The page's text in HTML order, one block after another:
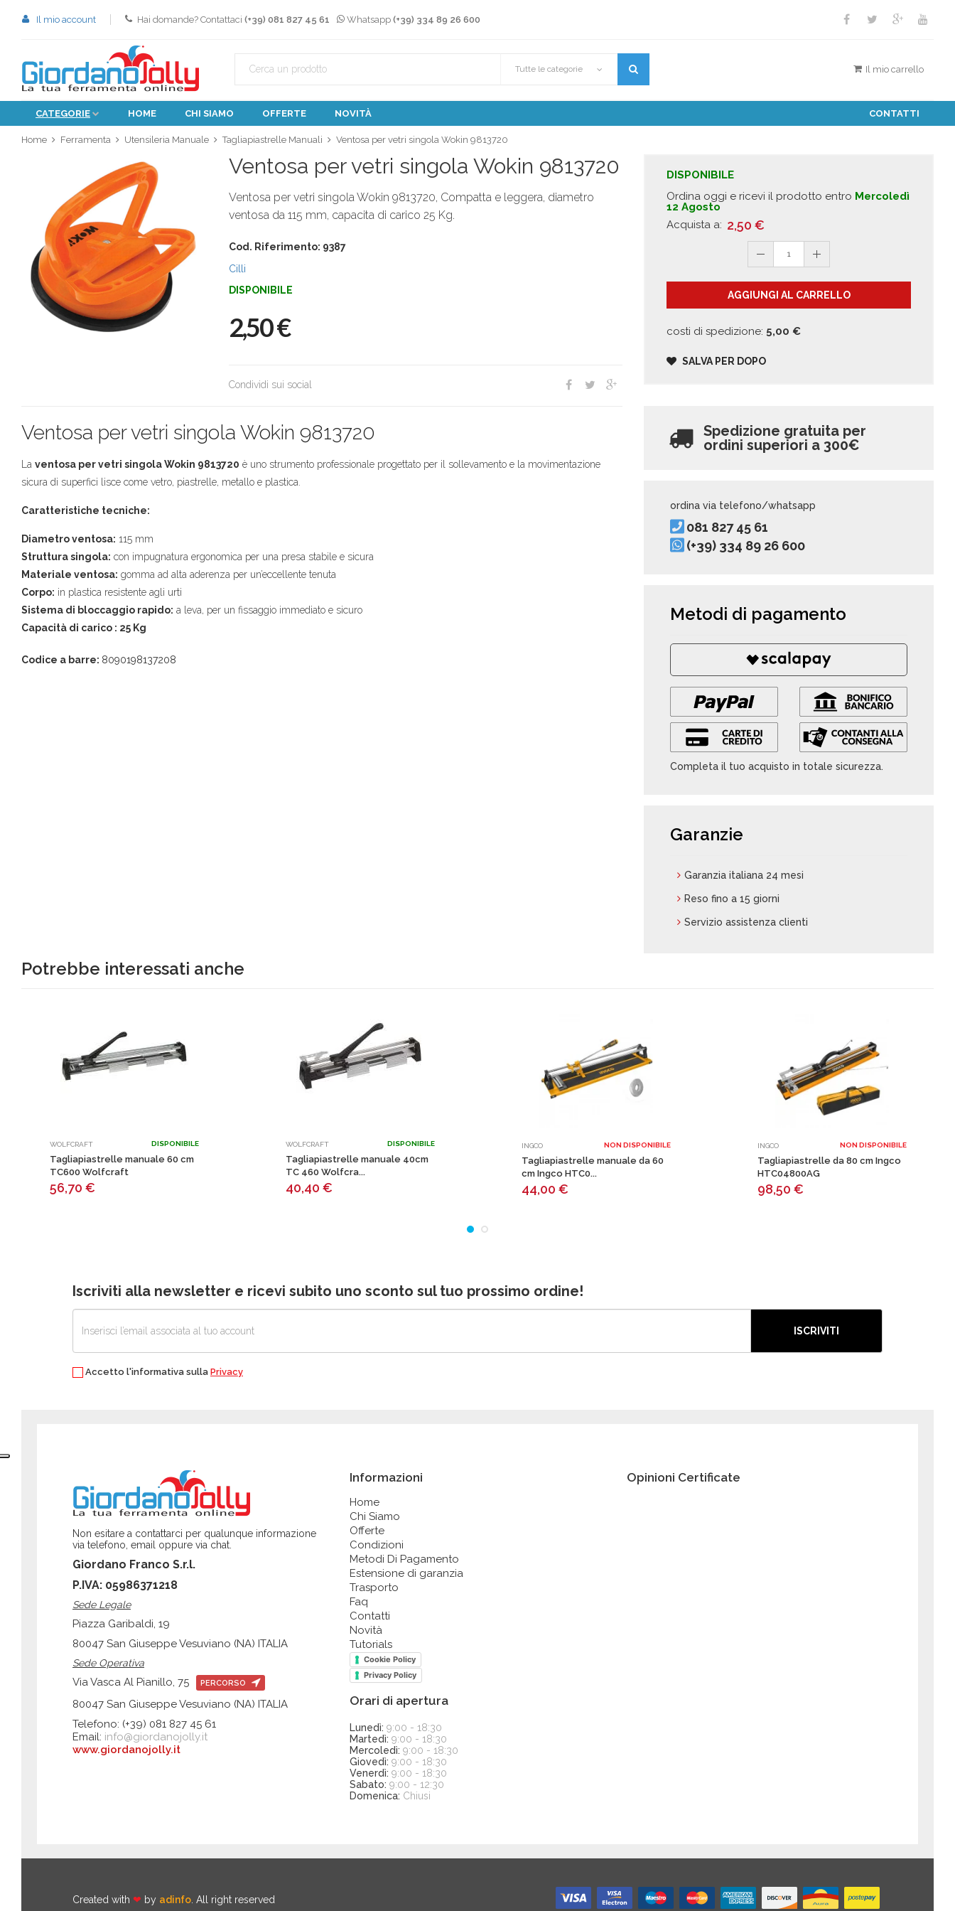
Il mio account Hai domande? Contattaci (+39) 081 827 45 61 Whatsapp (+39) 334 89 26 600
Tutte le categorie Il mio carrello
CATEGORIE HOME CHI SIAMO OFFERTE NOVITÀ CONTATTI
Home Ferramenta Utensileria Manuale Tagliapiastrelle Manuali Ventosa per vetri singola Wokin 9813720
Ventosa per vetri singola Wokin 9813720
Ventosa per vetri singola Wokin 9813720, Compatta e leggera, diametro
ventosa da 115 mm, capacita di carico 25 Kg.
Cod. Riferimento: 9387
Cilli
DISPONIBILE
2,50€
Condividi sui social
DISPONIBILE
Ordina oggi e ricevi il prodotto entro Mercoledì
12 Agosto
Acquista a: 2,50 €
1
AGGIUNGI AL CARRELLO
costi di spedizione: 5,00 €
SALVA PER DOPO
Ventosa per vetri singola Wokin 9813720
La ventosa per vetri singola Wokin 9813720 è uno strumento professionale progettato per il sollevamento e la movimentazione
sicura di superfici lisce come vetro, piastrelle, metallo e plastica.
Caratteristiche tecniche:
Diametro ventosa: 115 mm
Struttura singola: con impugnatura ergonomica per una presa stabile e sicura
Materiale ventosa: gomma ad alta aderenza per un’eccellente tenuta
Corpo: in plastica resistente agli urti
Sistema di bloccaggio rapido: a leva, per un fissaggio immediato e sicuro
Capacità di carico : 25 Kg
Codice a barre: 8090198137208
Spedizione gratuita per
ordini superiori a 300€
ordina via telefono/whatsapp
081 827 45 61
(+39) 334 89 26 600
Metodi di pagamento
Completa il tuo acquisto in totale sicurezza.
Garanzie
Garanzia italiana 24 mesi
Reso fino a 15 giorni
Servizio assistenza clienti
Potrebbe interessati anche
WOLFCRAFT DISPONIBILE
Tagliapiastrelle manuale 60 cm
TC600 Wolfcraft
56,70 €
WOLFCRAFT DISPONIBILE
Tagliapiastrelle manuale 40cm
TC 460 Wolfcra...
40,40 €
INGCO NON DISPONIBILE
Tagliapiastrelle manuale da 60
cm Ingco HTC0...
44,00 €
INGCO NON DISPONIBILE
Tagliapiastrelle da 80 cm Ingco
HTC04800AG
98,50 €
Iscriviti alla newsletter e ricevi subito uno sconto sul tuo prossimo ordine!
ISCRIVITI
Accetto l'informativa sulla Privacy
Non esitare a contattarci per qualunque informazione
via telefono, email oppure via chat.
Giordano Franco S.r.l.
P.IVA: 05986371218
Sede Legale
Piazza Garibaldi, 19
80047 San Giuseppe Vesuviano (NA) ITALIA
Sede Operativa
Via Vasca Al Pianillo, 75 PERCORSO
80047 San Giuseppe Vesuviano (NA) ITALIA
Telefono: (+39) 081 827 45 61
Email: info@giordanojolly.it
www.giordanojolly.it
Informazioni
Home
Chi Siamo
Offerte
Condizioni
Metodi Di Pagamento
Estensione di garanzia
Trasporto
Faq
Contatti
Novità
Tutorials
Cookie Policy
Privacy Policy
Orari di apertura
Lunedì: 9:00 - 18:30
Martedì: 9:00 - 18:30
Mercoledì: 9:00 - 18:30
Giovedì: 9:00 - 18:30
Venerdì: 9:00 - 18:30
Sabato: 9:00 - 12:30
Domenica: Chiusi
Opinioni Certificate
Created with ❤ by adinfo . All right reserved